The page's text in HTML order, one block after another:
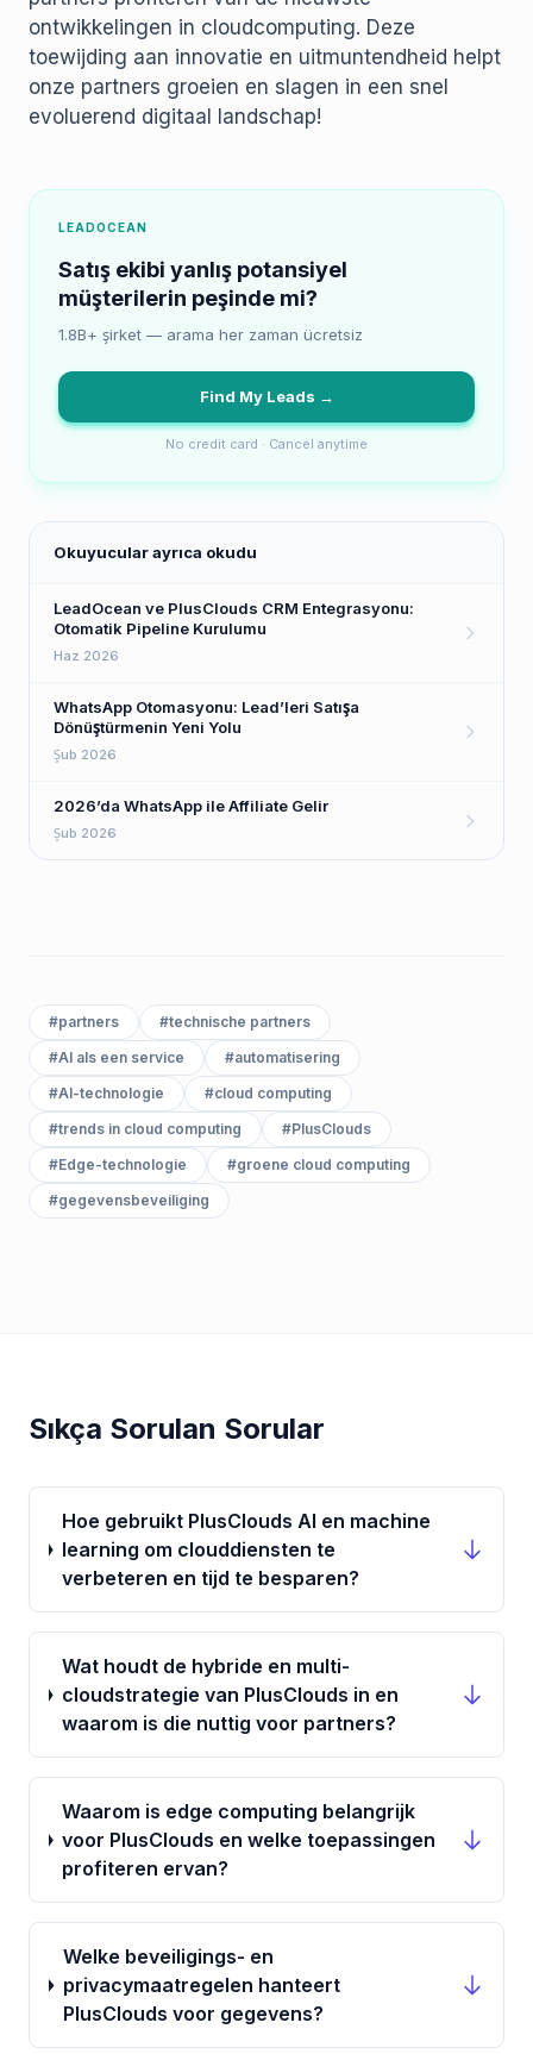
ontwikkelingen in cloudcomputing. Deze
toewijding aan innovatie en uitmuntendheid helpt
onze partners groeien en slagen in een snel
evoluerend digitaal landschap!
LEADOCEAN
Satış ekibi yanlış potansiyel
müşterilerin peşinde mi?
1.8B+ şirket — arama her zaman ücretsiz
Find My Leads →
No credit card · Cancel anytime
Okuyucular ayrıca okudu
LeadOcean ve PlusClouds CRM Entegrasyonu:
Otomatik Pipeline Kurulumu
Haz 2026
WhatsApp Otomasyonu: Lead’leri Satışa
Dönüştürmenin Yeni Yolu
Şub 2026
2026’da WhatsApp ile Affiliate Gelir
Şub 2026
#partners #technische partners
#AI als een service #automatisering
#AI-technologie #cloud computing
#trends in cloud computing #PlusClouds
#Edge-technologie #groene cloud computing
#gegevensbeveiliging
Sıkça Sorulan Sorular
Hoe gebruikt PlusClouds AI en machine
learning om clouddiensten te
verbeteren en tijd te besparen?
Wat houdt de hybride en multi-
cloudstrategie van PlusClouds in en
waarom is die nuttig voor partners?
Waarom is edge computing belangrijk
voor PlusClouds en welke toepassingen
profiteren ervan?
Welke beveiligings- en
privacymaatregelen hanteert
PlusClouds voor gegevens?